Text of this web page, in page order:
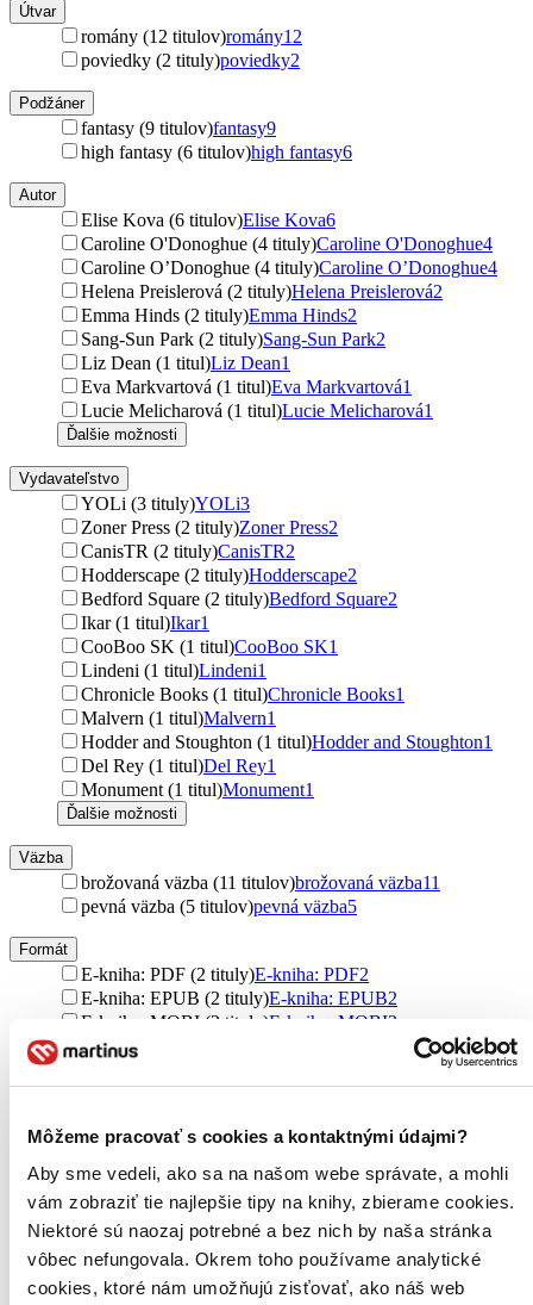
Môžeme pracovať s cookies a kontaktnými údajmi?
Aby sme vedeli, ako sa na našom webe správate, a mohli
vám zobraziť tie najlepšie tipy na knihy, zbierame cookies.
Niektoré sú naozaj potrebné a bez nich by naša stránka
vôbec nefungovala. Okrem toho používame analytické
cookies, ktoré nám umožňujú zisťovať, ako náš web
Útvar
romány (12 titulov)romány12
poviedky (2 tituly)poviedky2
Podžáner
fantasy (9 titulov)fantasy9
high fantasy (6 titulov)high fantasy6
Autor
Elise Kova (6 titulov)Elise Kova6
Caroline O'Donoghue (4 tituly)Caroline O'Donoghue4
Caroline O’Donoghue (4 tituly)Caroline O’Donoghue4
Helena Preislerová (2 tituly)Helena Preislerová2
Emma Hinds (2 tituly)Emma Hinds2
Sang-Sun Park (2 tituly)Sang-Sun Park2
Liz Dean (1 titul)Liz Dean1
Eva Markvartová (1 titul)Eva Markvartová1
Lucie Melicharová (1 titul)Lucie Melicharová1
Ďalšie možnosti
Vydavateľstvo
YOLi (3 tituly)YOLi3
Zoner Press (2 tituly)Zoner Press2
CanisTR (2 tituly)CanisTR2
Hodderscape (2 tituly)Hodderscape2
Bedford Square (2 tituly)Bedford Square2
Ikar (1 titul)Ikar1
CooBoo SK (1 titul)CooBoo SK1
Lindeni (1 titul)Lindeni1
Chronicle Books (1 titul)Chronicle Books1
Malvern (1 titul)Malvern1
Hodder and Stoughton (1 titul)Hodder and Stoughton1
Del Rey (1 titul)Del Rey1
Monument (1 titul)Monument1
Ďalšie možnosti
Väzba
brožovaná väzba (11 titulov)brožovaná väzba11
pevná väzba (5 titulov)pevná väzba5
Formát
E-kniha: PDF (2 tituly)E-kniha: PDF2
E-kniha: EPUB (2 tituly)E-kniha: EPUB2
E-kniha: MOBI (2 tituly)E-kniha: MOBI2
Zúžiť výber
Bestsellery
Top hodnotené
Novinky
Najdrahšie